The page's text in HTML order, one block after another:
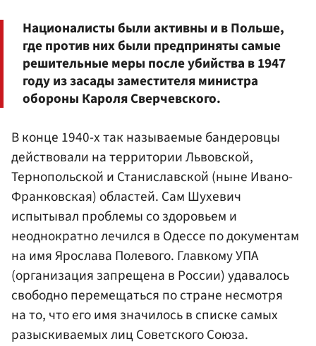
Националисты были активны и в Польше,
где против них были предприняты самые
решительные меры после убийства в 1947
году из засады заместителя министра
обороны Кароля Сверчевского.
В конце 1940-х так называемые бандеровцы
действовали на территории Львовской,
Тернопольской и Станиславской (ныне Ивано-
Франковская) областей. Сам Шухевич
испытывал проблемы со здоровьем и
неоднократно лечился в Одессе по документам
на имя Ярослава Полевого. Главкому УПА
(организация запрещена в России) удавалось
свободно перемещаться по стране несмотря
на то, что его имя значилось в списке самых
разыскиваемых лиц Советского Союза.